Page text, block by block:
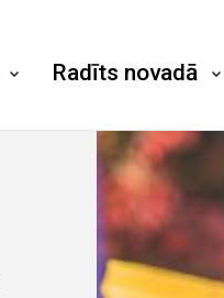
Radīts novadā